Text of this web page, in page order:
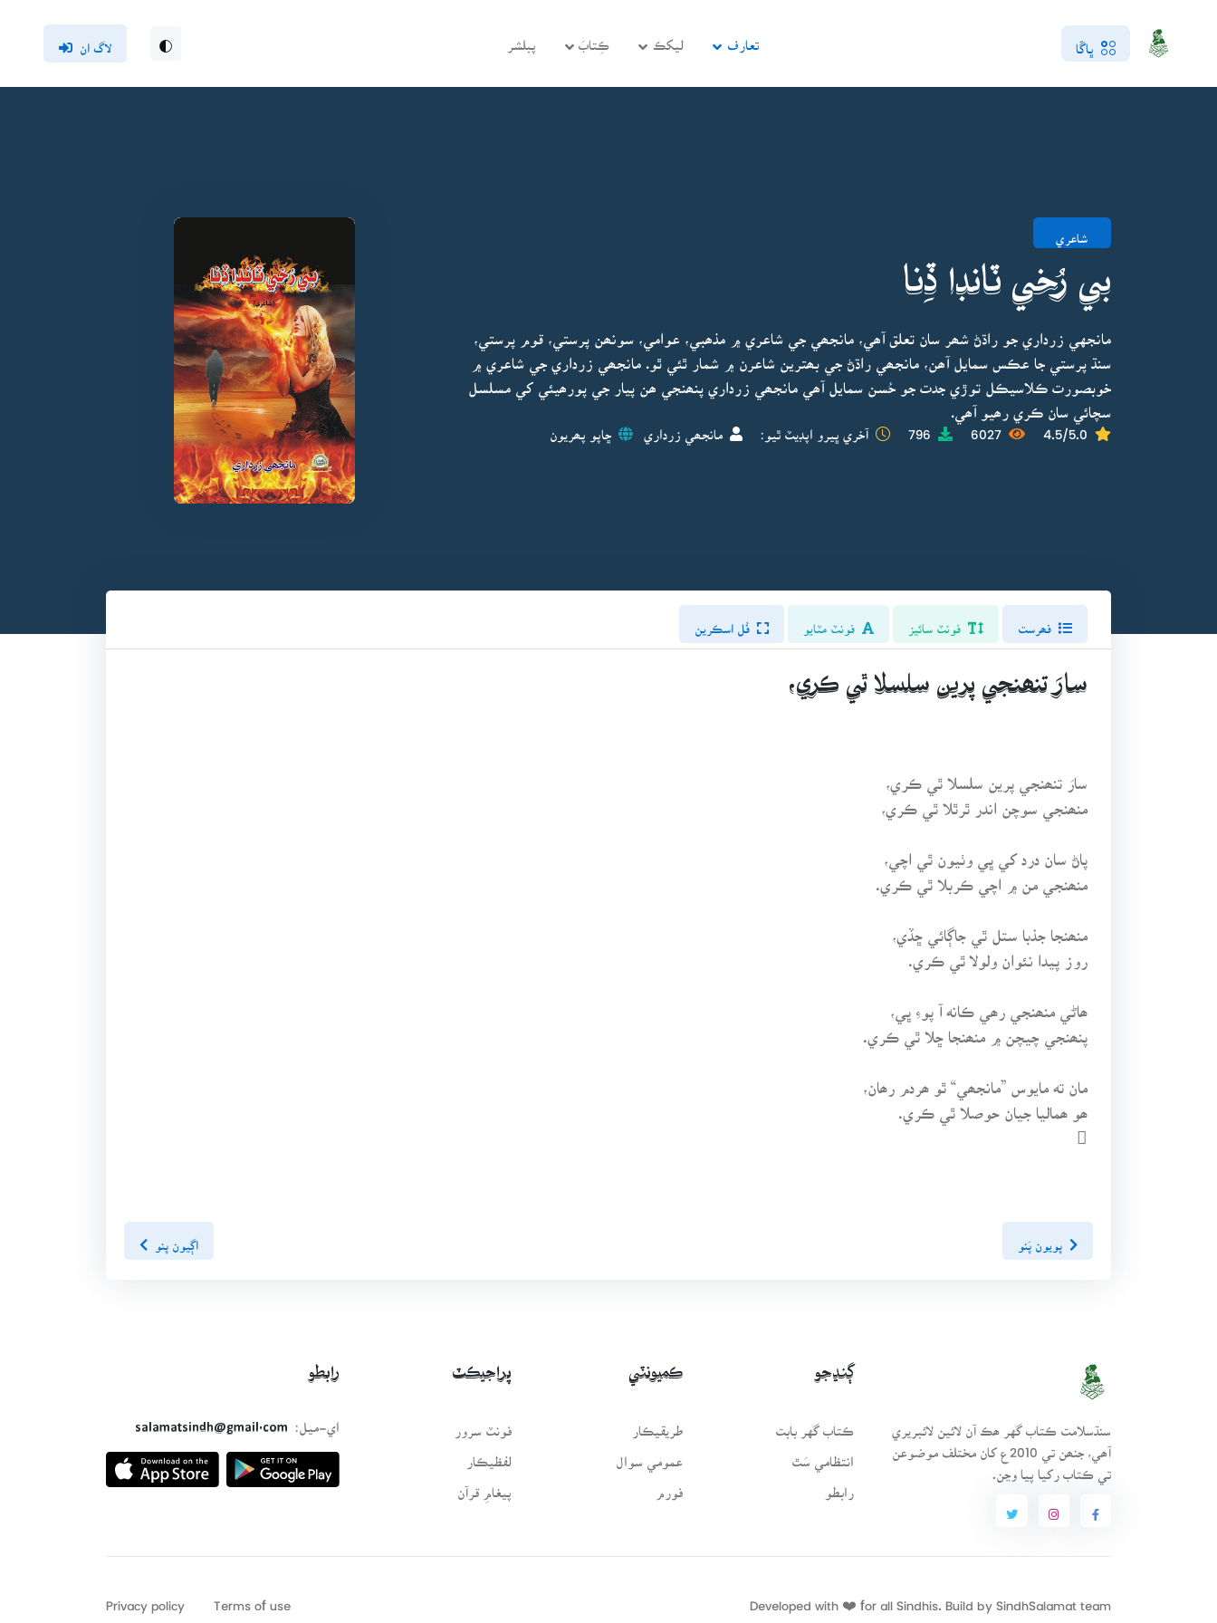
ڀاڱا تعارف ليکڪ ڪِتابَ پبلشر لاگ ان
شاعري
بي رُخي ٽانڊا ڏِنا
مانجهي زرداري جو راڌڻ شھر سان تعلق آھي، مانجھي جي شاعري ۾ مذھبي، عوامي، سونھن پرستي، قوم پرستي،
سنڌ پرستي جا عڪس سمايل آھن، مانجھي راڌڻ جي بھترين شاعرن ۾ شمار ٿئي ٿو. مانجھي زرداري جي شاعري ۾
خوبصورت ڪلاسيڪل توڙي جدت جو حُسن سمايل آھي مانجھي زرداري پنھنجي ھن پيار جي پورھيئي کي مسلسل
سچائي سان ڪري رھيو آھي.
4.5/5.0
6027
796 آخري ڀيرو اپڊيٽ ٿيو: مانجھي زرداري ڇاپو پھريون
فُل اسڪرين
سارَ تنھنجي پرين سلسلا ٿي ڪري،
سارَ تنھنجي پرين سلسلا ٿي ڪري،
منھنجي سوچن اندر ٿرٿلا ٿي ڪري،
پاڻ سان درد کي ڀي وٺيون ٿي اچي،
منھنجي من ۾ اچي ڪربلا ٿي ڪري.
منھنجا جذبا ستل ٿي جاڳائي ڇڏي،
روز پيدا نئوان ولولا ٿي ڪري.
ھاڻي منھنجي رھي ڪانه آ پوءِ ڀي،
پنھنجي چيچن ۾ منھنجا ڇلا ٿي ڪري.
مان ته مايوس ”مانجھي“ ٿو ھردم رھان،
ھو ھماليا جيان حوصلا ٿي ڪري.

پويون پَنو اڳيون پنو
سنڌسلامت ڪتاب گهر ھڪ آن لائين لائبريري
آھي، جنھن تي 2010ع کان مختلف موضوعن
تي ڪتاب رکيا پيا وڃن.
ڳنڍجو
ڪتاب گهر بابت
انتظامي سَٿ
رابطو
ڪميونٽي
طريقيڪار
عمومي سوال
فورم
پراجيڪٽ
فونٽ سرور
لفظيڪار
پيغامِ قرآن
رابطو
اي-ميل:
salamatsindh@gmail.com
Developed with ❤️ for all Sindhis. Build by
Terms of use